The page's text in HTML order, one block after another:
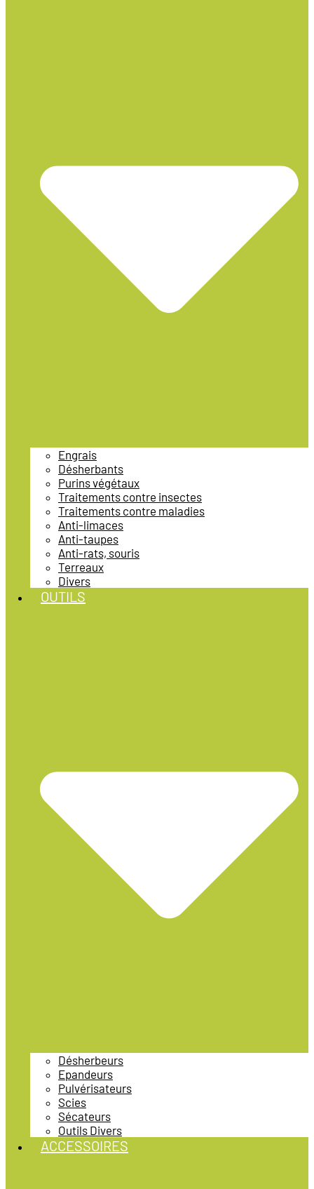
Engrais
Désherbants
Purins végétaux
Traitements contre insectes
Traitements contre maladies
Anti-limaces
Anti-taupes
Anti-rats, souris
Terreaux
Divers
OUTILS
Désherbeurs
Epandeurs
Pulvérisateurs
Scies
Sécateurs
Outils Divers
ACCESSOIRES